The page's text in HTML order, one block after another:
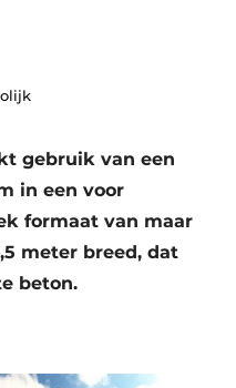
gebruik van een
in een voor
formaat van maar
meter breed, dat
beton.